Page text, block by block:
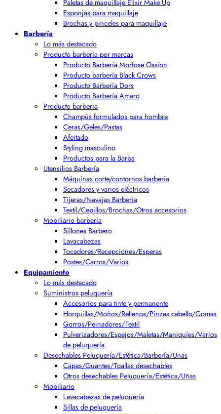
Paletas de maquillaje Elixir Make Up
Esponjas para maquillaje
Brochas y pinceles para maquillaje
Barbería
Lo más destacado
Producto barbería por marcas
Producto Barbería Morfose Ossion
Producto barbería Black Crows
Producto Barbería Dors
Producto Barbería Amaro
Producto barbería
Champús formulados para hombre
Ceras/Geles/Pastas
Afeitado
Styling masculino
Productos para la Barba
Utensilios Barbería
Máquinas corte/contornos barberia
Secadores y varios eléctricos
Tijeras/Navajas Barberia
Textil/Cepillos/Brochas/Otros accesorios
Mobiliario barbería
Sillones Barbero
Lavacabezas
Tocadores/Recepciones/Esperas
Postes/Carros/Varios
Equipamiento
Lo más destacado
Suministros peluquería
Accesorios para tinte y permanente
Horquillas/Moños/Rellenos/Pinzas cabello/Gomas
Gorros/Peinadores/Textil
Pulverizadores/Espejos/Maletas/Maniquíes/Varios
de peluquería
Desechables Peluquería/Estética/Barbería/Unas
Capas/Guantes/Toallas desechables
Otros desechables Peluquería/Estética/Uñas
Mobiliario
Lavacabezas de peluquería
Sillas de peluquería